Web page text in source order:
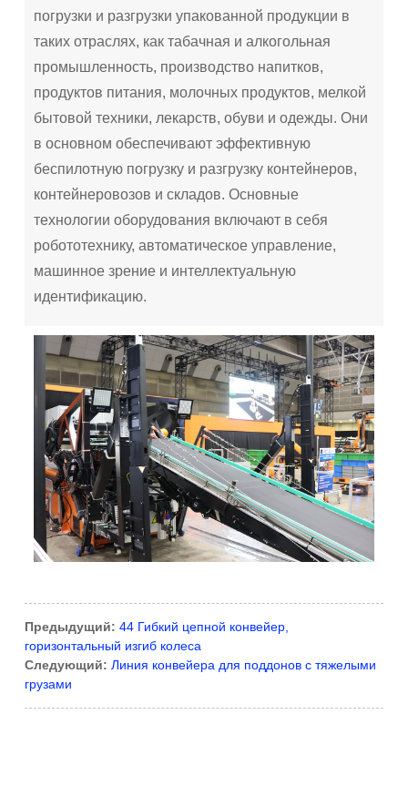
погрузки и разгрузки упакованной продукции в
таких отраслях, как табачная и алкогольная
промышленность, производство напитков,
продуктов питания, молочных продуктов, мелкой
бытовой техники, лекарств, обуви и одежды. Они
в основном обеспечивают эффективную
беспилотную погрузку и разгрузку контейнеров,
контейнеровозов и складов. Основные
технологии оборудования включают в себя
робототехнику, автоматическое управление,
машинное зрение и интеллектуальную
идентификацию.
Предыдущий: 44 Гибкий цепной конвейер,
горизонтальный изгиб колеса
Следующий: Линия конвейера для поддонов с тяжелыми
грузами